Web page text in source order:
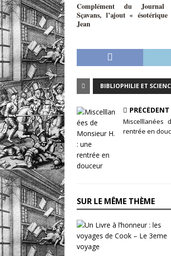
Complément du Journal
Sçavans, l’ajout « ésotérique
Jean
BIBLIOPHILIE ET
PRÉCÉDENT
Miscelllanées
rentrée en
SUR LE MÊME THÈME